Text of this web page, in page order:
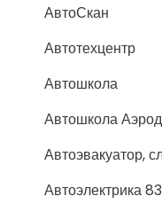
АвтоСкан
Автотехцентр
Автошкола
Автошкола
Автоэвакуатор,
Автоэлектрика 83